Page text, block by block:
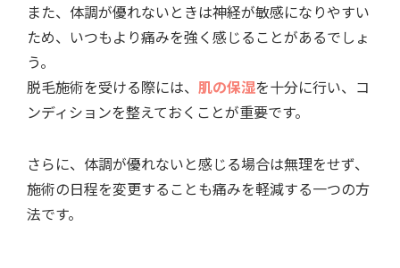
また、体調が優れないときは神経が敏感になりやすい
ため、いつもより痛みを強く感じることがあるでしょ
う。
脱毛施術を受ける際には、 肌の保湿を十分に行い、コ
ンディションを整えておくことが重要です。
さらに、体調が優れないと感じる場合は無理をせず、
施術の日程を変更することも痛みを軽減する一つの方
法です。